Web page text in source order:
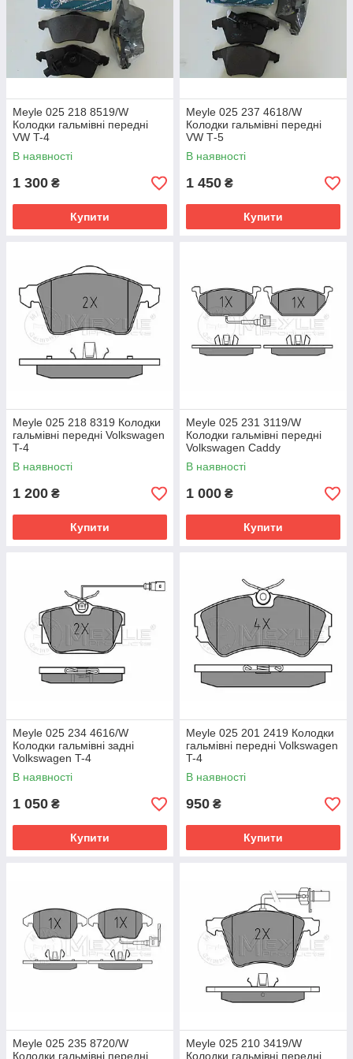
Meyle 025 218 8519/W
Колодки гальмівні передні
VW T-4
В наявності
1 300 ₴
Купити
Meyle 025 237 4618/W
Колодки гальмівні передні
VW Т-5
В наявності
1 450 ₴
Купити
Meyle 025 218 8319 Колодки
гальмівні передні Volkswagen
T-4
В наявності
1 200 ₴
Купити
Meyle 025 231 3119/W
Колодки гальмівні передні
Volkswagen Caddy
В наявності
1 000 ₴
Купити
Meyle 025 234 4616/W
Колодки гальмівні задні
Volkswagen T-4
В наявності
1 050 ₴
Купити
Meyle 025 201 2419 Колодки
гальмівні передні Volkswagen
T-4
В наявності
950 ₴
Купити
Meyle 025 235 8720/W
Колодки гальмівні передні
Meyle 025 210 3419/W
Колодки гальмівні передні